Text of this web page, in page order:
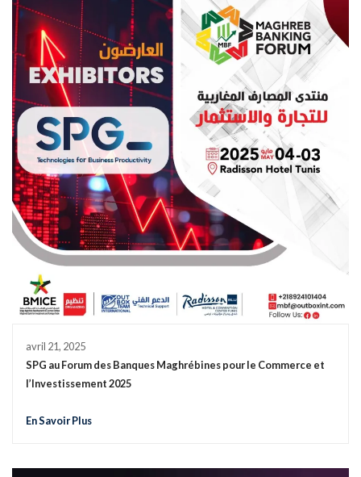
avril 21, 2025
SPG au Forum des Banques Maghrébines pour le Commerce et
l’Investissement 2025
En Savoir Plus